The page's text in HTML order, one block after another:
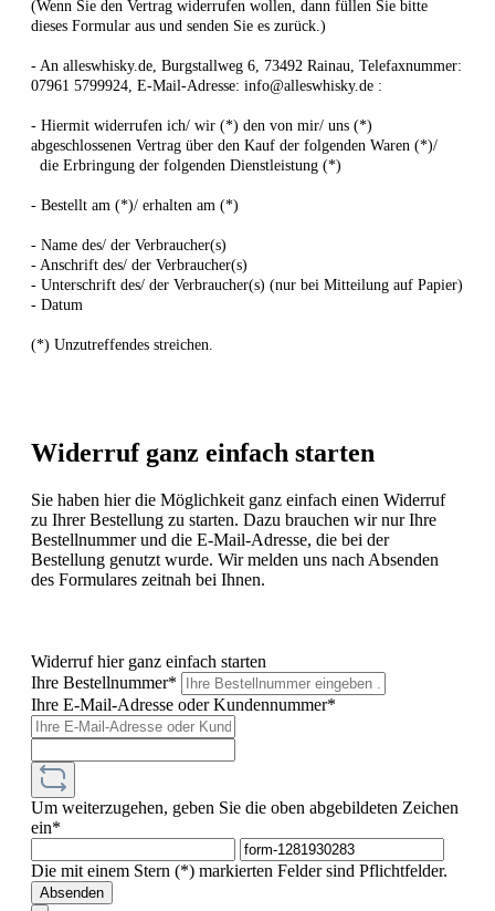
(Wenn Sie den Vertrag widerrufen wollen, dann füllen Sie bitte
dieses Formular aus und senden Sie es zurück.)
- An alleswhisky.de, Burgstallweg 6, 73492 Rainau Telefaxnummer:
07961 5799924, E-Mail-Adresse: info@alleswhisky.de :
- Hiermit widerrufen ich/ wir (*) den von mir/ uns (*)
abgeschlossenen Vertrag über den Kauf der folgenden Waren (*)/
die Erbringung der folgenden Dienstleistung (*)
- Bestellt am (*)/ erhalten am (*)
- Name des/ der Verbraucher(s)
- Anschrift des/ der Verbraucher(s)
- Unterschrift des/ der Verbraucher(s) (nur bei Mitteilung auf Papier)
- Datum
(*) Unzutreffendes streichen.
Widerruf ganz einfach starten
Sie haben hier die Möglichkeit ganz einfach einen Widerruf
zu Ihrer Bestellung zu starten. Dazu brauchen wir nur Ihre
Bestellnummer und die E-Mail-Adresse, die bei der
Bestellung genutzt wurde. Wir melden uns nach Absenden
des Formulares zeitnah bei Ihnen.
Widerruf hier ganz einfach starten
Ihre Bestellnummer*
Ihre E-Mail-Adresse oder Kundennummer*
Um weiterzugehen, geben Sie die oben abgebildeten Zeichen
ein*
Die mit einem Stern (*) markierten Felder sind Pflichtfelder.
Absenden